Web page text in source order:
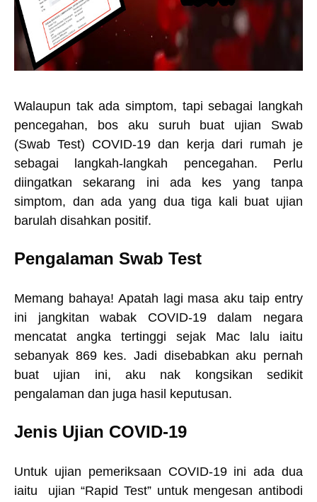
Walaupun tak ada simptom, tapi sebagai langkah
pencegahan, bos aku suruh buat ujian Swab
(Swab Test) COVID-19 dan kerja dari rumah je
sebagai langkah-langkah pencegahan. Perlu
diingatkan sekarang ini ada kes yang tanpa
simptom, dan ada yang dua tiga kali buat ujian
barulah disahkan positif.
Pengalaman Swab Test
Memang bahaya! Apatah lagi masa aku taip entry
ini jangkitan wabak COVID-19 dalam negara
mencatat angka tertinggi sejak Mac lalu iaitu
sebanyak 869 kes. Jadi disebabkan aku pernah
buat ujian ini, aku nak kongsikan sedikit
pengalaman dan juga hasil keputusan.
Jenis Ujian COVID-19
Untuk ujian pemeriksaan COVID-19 ini ada dua
iaitu ujian “Rapid Test” untuk mengesan antibodi